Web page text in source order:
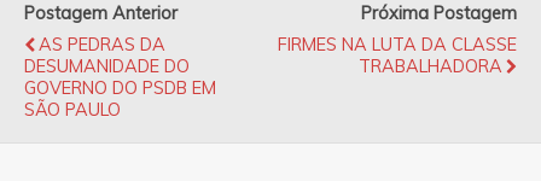
Postagem Anterior
AS PEDRAS DA
DESUMANIDADE DO
GOVERNO DO PSDB EM
SÃO PAULO
Próxima Postagem
FIRMES NA LUTA DA CLASSE
TRABALHADORA